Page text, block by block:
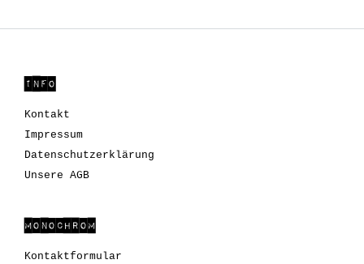
INFO
Kontakt
Impressum
Datenschutzerklärung
Unsere AGB
MONOCHROM
Kontaktformular